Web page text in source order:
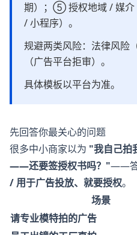
期）；⑤ 授权地域 / 媒介
/ 小程序）。
规避两类风险：法律风险
（广告平台拒审）。
具体模板以平台为准。
先回答你最关心的问题
很多中小商家以为 "我自己拍
——还要签授权书吗？"——答
/ 用于广告投放、就要授权。
场景
请专业模特拍的广告